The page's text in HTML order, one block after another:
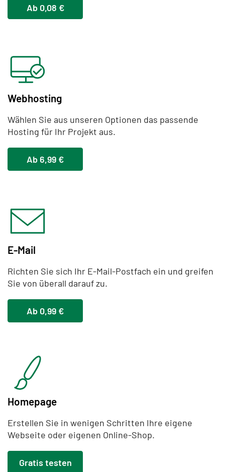
Ab 0,08 €
Webhosting
Wählen Sie aus unseren Optionen das passende
Hosting für Ihr Projekt aus.
Ab 6,99 €
E-Mail
Richten Sie sich Ihr E-Mail-Postfach ein und greifen
Sie von überall darauf zu.
Ab 0,99 €
Homepage
Erstellen Sie in wenigen Schritten Ihre eigene
Webseite oder eigenen Online-Shop.
Gratis testen